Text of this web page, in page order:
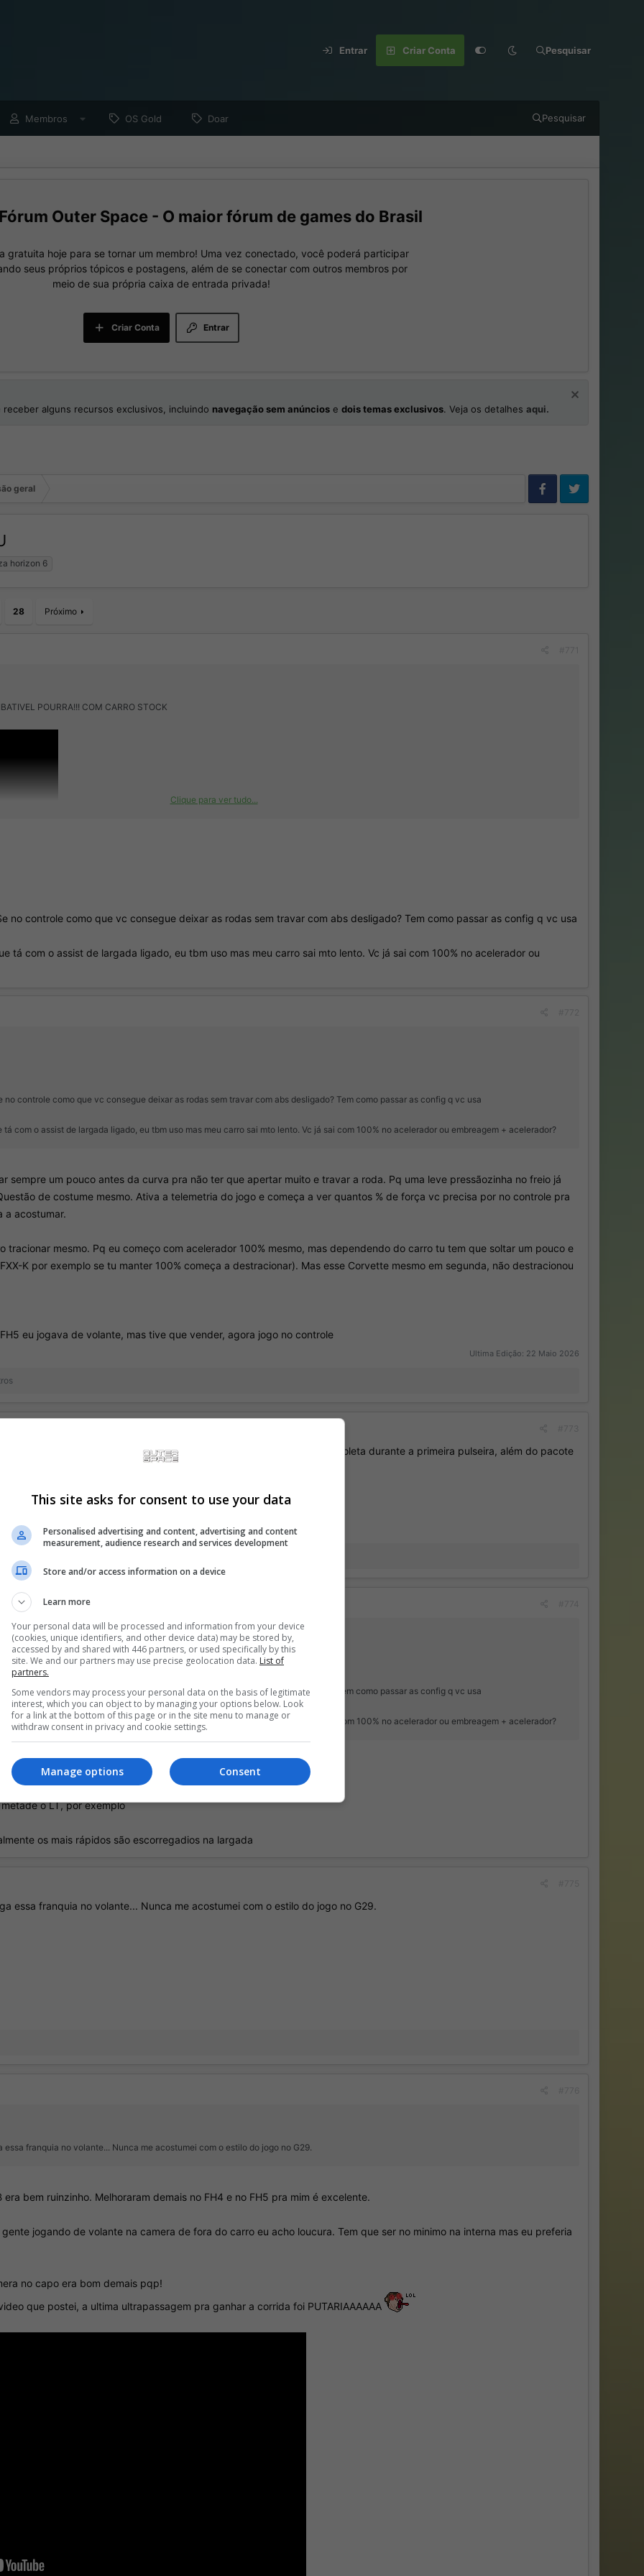
Entrar Criar Conta Pesquisar
Membros OS Gold Doar Pesquisar
Fórum Outer Space - O maior fórum de games do Brasil
gratuita hoje para se tornar um membro! Uma vez conectado, você poderá participar
seus próprios tópicos e postagens, além de se conectar com outros membros por
meio de sua própria caixa de entrada privada!
Entrar
Criar Conta
alguns recursos exclusivos, incluindo navegação sem anúncios e dois temas exclusivos. Veja os detalhes aqui.
geral
horizon 6
28 Próximo
POURRA!!! COM CARRO STOCK
Clique para ver tudo...
no controle como que vc consegue deixar as rodas sem travar com abs desligado? Tem como passar as config q vc usa
tá com o assist de largada ligado, eu tbm uso mas meu carro sai mto lento. Vc já sai com 100% no acelerador ou
no controle como que vc consegue deixar as rodas sem travar com abs desligado? Tem como passar as config q vc usa
tá com o assist de largada ligado, eu tbm uso mas meu carro sai mto lento. Vc já sai com 100% no acelerador ou embreagem + acelerador?
sempre um pouco antes da curva pra não ter que apertar muito e travar a roda. Pq uma leve pressãozinha no freio já
de costume mesmo. Ativa a telemetria do jogo e começa a ver quantos % de força vc precisa por no controle pra
a acostumar.
tracionar mesmo. Pq eu começo com acelerador 100% mesmo, mas dependendo do carro tu tem que soltar um pouco e
K por exemplo se tu manter 100% começa a destracionar). Mas esse Corvette mesmo em segunda, não destracionou
eu jogava de volante, mas tive que vender, agora jogo no controle
Ultima Edição: 22 Maio 2026
melhores momentos da franquia FH. Já ganhei boas recompensas na roleta durante a primeira pulseira, além do pacote
Vou me divertir bastante no Japão!
anime Oshi no Ko na trilha sonora?
no controle como que vc consegue deixar as rodas sem travar com abs desligado? Tem como passar as config q vc usa
tá com o assist de largada ligado, eu tbm uso mas meu carro sai mto lento. Vc já sai com 100% no acelerador ou embreagem + acelerador?
totalmente
de 0 a 100% na medida em que vc aperta eles
o LT, por exemplo
os mais rápidos são escorregadios na largada
essa franquia no volante... Nunca me acostumei com o estilo do jogo no G29.
essa franquia no volante... Nunca me acostumei com o estilo do jogo no G29.
era bem ruinzinho. Melhoraram demais no FH4 e no FH5 pra mim é excelente.
jogando de volante na camera de fora do carro eu acho loucura. Tem que ser no minimo na interna mas eu preferia
no capo era bom demais pqp!
que postei, a ultima ultrapassagem pra ganhar a corrida foi PUTARIAAAAAA
This site asks for consent to use your data
Personalised advertising and content, advertising and content
measurement, audience research and services development
Store and/or access information on a device
Learn more
Your personal data will be processed and information from your device
(cookies, unique identifiers, and other device data) may be stored by,
accessed by and shared with 446 partners, or used specifically by this
site. We and our partners may use precise geolocation data. List of
partners.
Some vendors may process your personal data on the basis of legitimate
interest, which you can object to by managing your options below. Look
for a link at the bottom of this page or in the site menu to manage or
withdraw consent in privacy and cookie settings.
Consent
Manage options